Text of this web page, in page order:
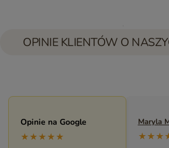
OPINIE KLIENTÓW O
Opinie na Google
★★★★★
Maryla Maj
★★★★★